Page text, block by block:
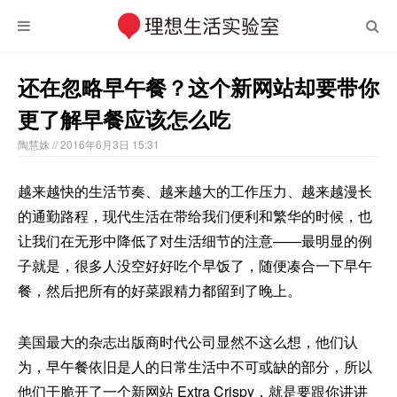
还在忽略早午餐？这个新网站却要带你
更了解早餐应该怎么吃
陶慧姝 // 2016年6月3日 15:31
越来越快的生活节奏、越来越大的工作压力、越来越漫长
的通勤路程，现代生活在带给我们便利和繁华的时候，也
让我们在无形中降低了对生活细节的注意——最明显的例
子就是，很多人没空好好吃个早饭了，随便凑合一下早午
餐，然后把所有的好菜跟精力都留到了晚上。
美国最大的杂志出版商时代公司显然不这么想，他们认
为，早午餐依旧是人的日常生活中不可或缺的部分，所以
他们干脆开了一个新网站 Extra Crispy ，就是要跟你讲讲